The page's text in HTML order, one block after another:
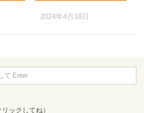
2024年4月18日
ックしてね）